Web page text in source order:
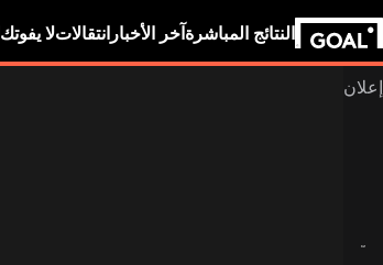
النتائج المباشرة آخر الأخبار انتقالاتلا يفوتك